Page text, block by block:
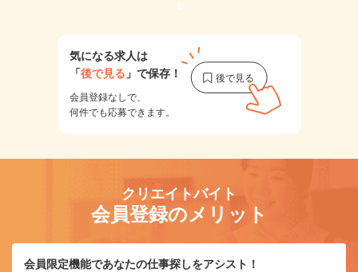
1
気になる求人は
「後で見る 」で保存！
会員登録なしで、
何件でも応募できます。
クリエイトバイト
会員登録のメリット
会員限定機能であなたの仕事探しをアシスト！